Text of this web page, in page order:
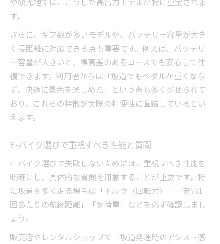
す。
さらに、ギア数が多いモデルや、バッテリー容量が大き
く長距離に対応できる点も重要です。例えば、バッテリ
ー容量が大きいと、標高差のあるコースでも安心して往
復できます。利用者からは「坂道でもペダルが重くなら
ず、快適に景色を楽しめた」という声も多く寄せられて
おり、これらの特徴が実際の利便性に直結しているとい
えます。
E-バイク選びで重視すべき性能と質問
E-バイク選びで失敗しないためには、重視すべき性能を
明確にし、具体的な質問を用意することが重要です。特
に坂道を多く走る場合は「トルク（回転力）」「充電1
回あたりの航続距離」「耐荷重」などを必ず確認しまし
ょう。
販売店やレンタルショップで「坂道発進時のアシスト感